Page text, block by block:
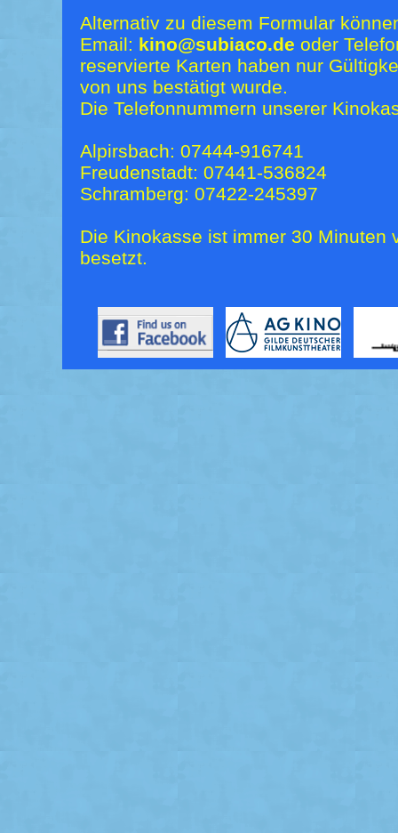
Alternativ zu diesem Formular
Email: kino@subiaco.de oder
reservierte Karten haben nur
von uns bestätigt wurde.
Die Telefonnummern unserer
Alpirsbach: 07444-916741
Freudenstadt: 07441-536824
Schramberg: 07422-245397
Die Kinokasse ist immer 30 Minuten
besetzt.